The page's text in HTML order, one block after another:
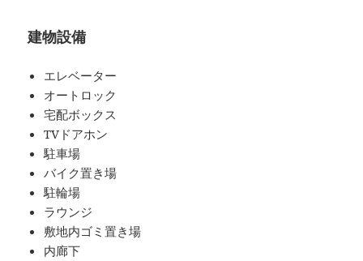
建物設備
エレベーター
オートロック
宅配ボックス
TVドアホン
駐車場
バイク置き場
駐輪場
ラウンジ
敷地内ゴミ置き場
内廊下